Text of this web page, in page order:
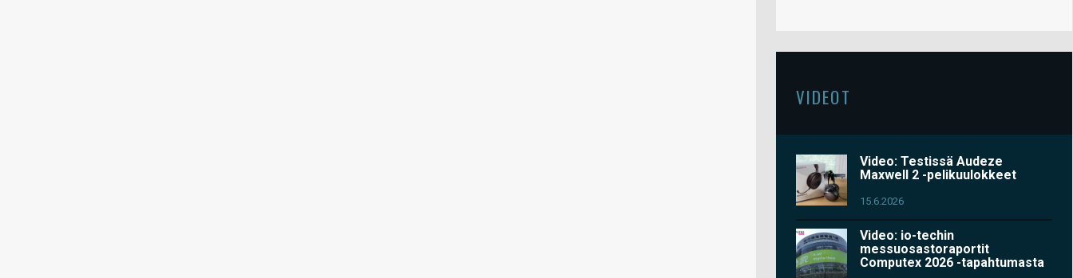
VIDEOT
Video: Testissä Audeze
Maxwell 2 -pelikuulokkeet
15.6.2026
Video: io-techin
messuosastoraportit
Computex 2026 -tapahtumasta